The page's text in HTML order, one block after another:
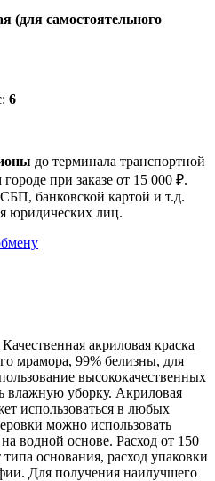
(для самостоятельного
6
до терминала транспортной
при заказе от 15 000 ₽.
банковской картой и т.д.
юридических лиц.
акриловая краска
мрамора, 99% белизны, для
высококачественных
влажную уборку. Акриловая
использоваться в любых
можно использовать
водной основе. Расход от 150
основания, расход упаковки
Для получения наилучшего